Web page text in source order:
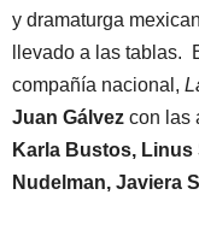
y dramaturga
llevado a las tablas.
compañía nacional,
Juan Gálvez con las
Karla Bustos, Linus
Nudelman, Javiera